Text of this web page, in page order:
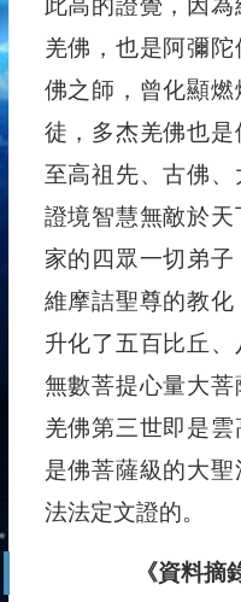
此高的證覺，因
羌佛，也是阿彌
佛之師，曾化顯
徒，多杰羌佛也
至高祖先、古佛
證境智慧無敵於
家的四眾一切弟
維摩詰聖尊的教
升化了五百比丘
無數菩提心量大
羌佛第三世即是
是佛菩薩級的大
法法定文證的。
《資料摘